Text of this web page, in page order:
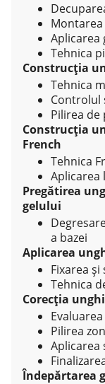
Aplicarea
Tehnica
Construcția
Tehnica
Controlul
Pilirea de
Construcția
French
Tehnica
Aplicarea
Pregătirea
gelului
a bazei
Aplicarea
Fixarea
Tehnica
Corecția
Pilirea
Îndepărtarea